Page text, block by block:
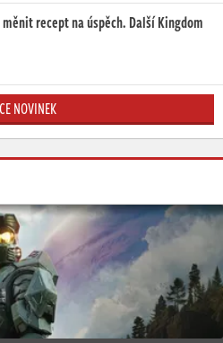
recept na úspěch. Další Kingdom
NOVINEK